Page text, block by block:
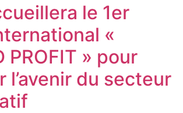
le 1er
«
PROFIT » pour
l’avenir du secteur